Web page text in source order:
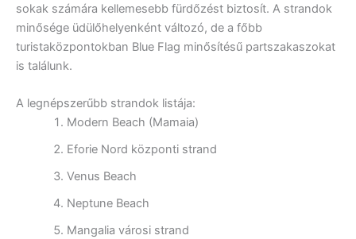
sokak számára kellemesebb fürdőzést biztosít. A strandok
minősége üdülőhelyenként változó, de a főbb
turistaközpontokban Blue Flag minősítésű partszakaszokat
is találunk.
A legnépszerűbb strandok listája:
Modern Beach (Mamaia)
Eforie Nord központi strand
Venus Beach
Neptune Beach
Mangalia városi strand